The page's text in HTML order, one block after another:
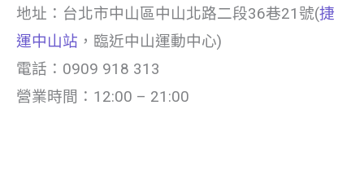
地址：台北市中山區中山北路二段36巷21號(捷
運中山站 ，臨近中山運動中心)
電話：0909 918 313
營業時間：12:00 – 21:00